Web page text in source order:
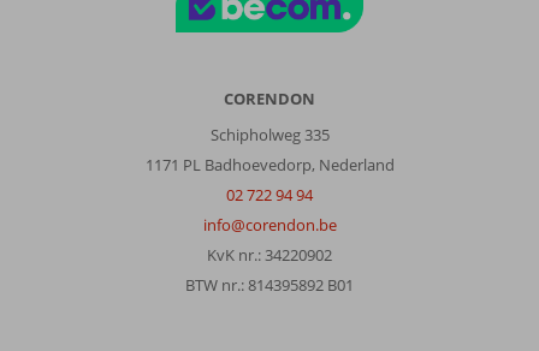
CORENDON
Schipholweg 335
1171 PL Badhoevedorp, Nederland
02 722 94 94
info@corendon.be
KvK nr.: 34220902
BTW nr.: 814395892 B01